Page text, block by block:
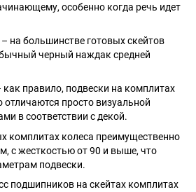
особенно когда речь идет
на большинстве готовых скейтов
черный наждак средней
правило, подвески на комплитах
отличаются просто визуальной
в соответствии с декой.
комплитах колеса преимущественно
с жесткостью от 90 и выше, что
подвески.
подшипников на скейтах комплитах